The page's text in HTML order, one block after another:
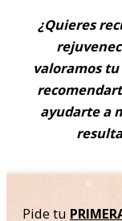
¿Quieres
valoramos
ayudarte a
Pide tu